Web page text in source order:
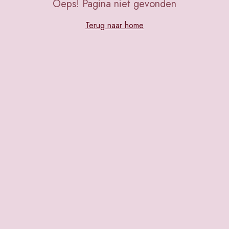
Oeps! Pagina niet gevonden
Terug naar home